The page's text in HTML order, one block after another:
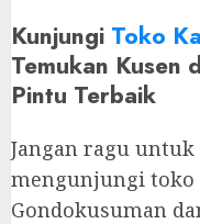
Kunjungi Toko
Temukan Kusen
Pintu Terbaik
Jangan ragu untuk
mengunjungi toko
Gondokusuman